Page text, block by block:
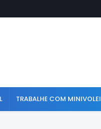
TRABALHE COM MINIVOLEI